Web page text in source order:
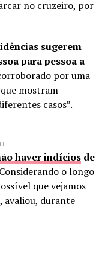
no cruzeiro, por
sugerem
para pessoa a
por uma
mostram
casos”.
haver indícios de
o longo
que vejamos
avaliou, durante